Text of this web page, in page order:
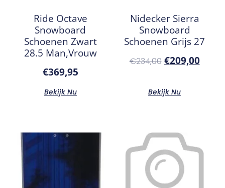
Ride Octave
Snowboard
Schoenen Zwart
28.5 Man,Vrouw
€369,95
Bekijk Nu
Nidecker Sierra
Snowboard
Schoenen Grijs 27
€234,00 €209,00
Bekijk Nu